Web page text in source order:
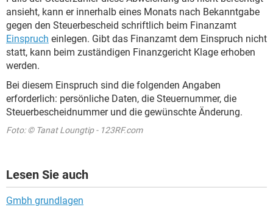
ansieht, kann er innerhalb eines Monats nach Bekanntgabe
gegen den Steuerbescheid schriftlich beim Finanzamt
Einspruch einlegen. Gibt das Finanzamt dem Einspruch nicht
statt, kann beim zuständigen Finanzgericht Klage erhoben
werden.
Bei diesem Einspruch sind die folgenden Angaben
erforderlich: persönliche Daten, die Steuernummer, die
Steuerbescheidnummer und die gewünschte Änderung.
Foto: © Tanat Loungtip - 123RF.com
Lesen Sie auch
Gmbh grundlagen